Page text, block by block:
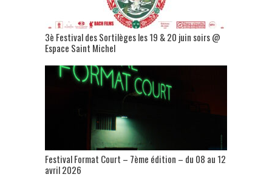
3è Festival des Sortilèges les 19 & 20 juin soirs @
Espace Saint Michel
Festival Format Court – 7ème édition – du 08 au 12
avril 2026